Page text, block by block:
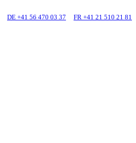
DE +41 56 470 03 37 FR +41 21 510 21 81